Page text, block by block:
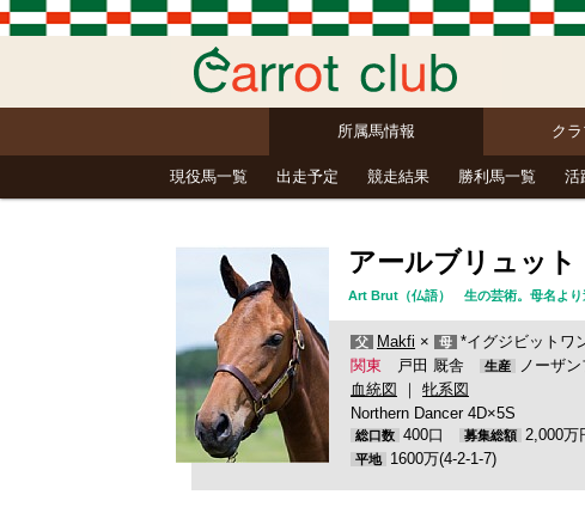
所属馬情報 ク
現役馬一覧 出走予定 競走結果 勝利馬一覧 活
アールブリュット
Art Brut（仏語） 生の芸術。母名より
父 Makfi × 母 *イグジビットワ
関東 戸田 厩舎 生産
ノーザ
血統図
｜ 牝系図
Northern Dancer 4D×5S
総口数 400口 募集総額 2,000
平地 1600万(4-2-1-7)